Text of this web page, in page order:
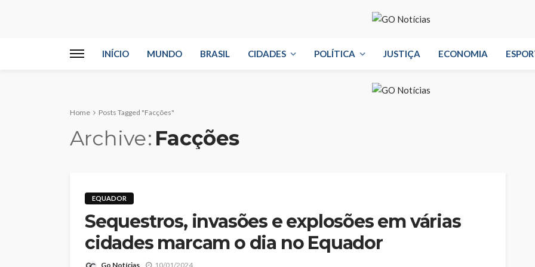
INÍCIO MUNDO BRASIL CIDADES POLÍTICA JUSTIÇA ECONOMIA
Home Posts Tagged "Facções"
Archive Facções
EQUADOR
Sequestros, invasões e explosões em várias
cidades marcam o dia no Equador
Go Notícias 10/01/2024